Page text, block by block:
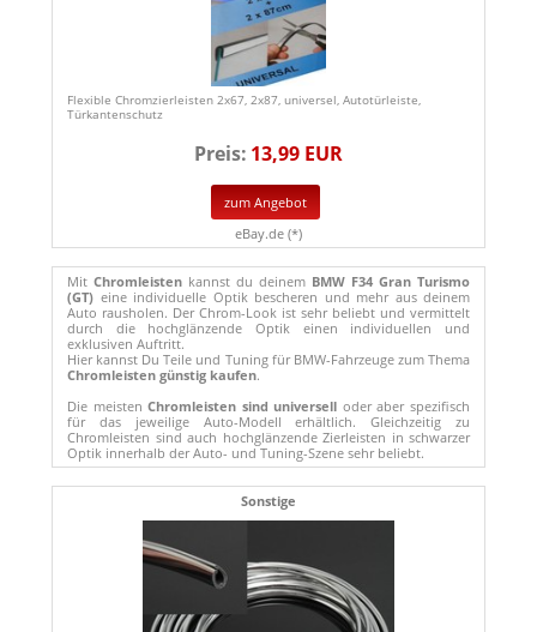
Flexible Chromzierleisten 2x67, 2x87, universel, Autotürleiste,
Türkantenschutz
Preis: 13,99 EUR
zum Angebot
eBay.de (*)
Mit Chromleisten kannst du deinem BMW F34 Gran Turismo
(GT) eine individuelle Optik bescheren und mehr aus deinem
Auto rausholen. Der Chrom-Look ist sehr beliebt und vermittelt
durch die hochglänzende Optik einen individuellen und
exklusiven Auftritt.
Hier kannst Du Teile und Tuning für BMW-Fahrzeuge zum Thema
Chromleisten günstig kaufen.
Die meistenChromleisten sind universell oder aber spezifisch
für das jeweilige Auto-Modell erhältlich. Gleichzeitig zu
Chromleisten sind auch hochglänzende Zierleisten in schwarzer
Optik innerhalb der Auto- und Tuning-Szene sehr beliebt.
Sonstige